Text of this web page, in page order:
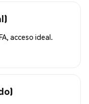
acceso ideal.